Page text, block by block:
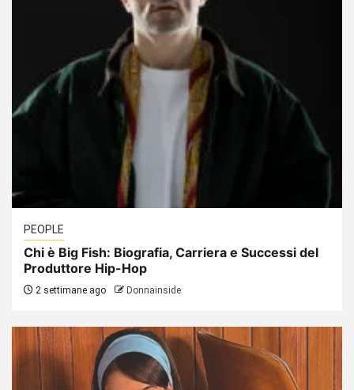
PEOPLE
Chi è Big Fish: Biografia, Carriera e Successi del
Produttore Hip-Hop
2 settimane ago Donnainside